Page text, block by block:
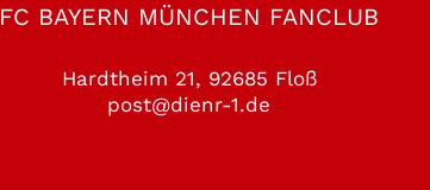
FC BAYERN MÜNCHEN FANCLUB
Hardtheim 21, 92685 Floß
post@dienr-1.de